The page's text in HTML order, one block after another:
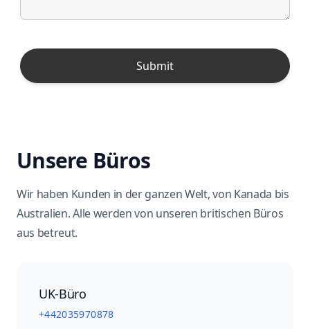
Unsere Büros
Wir haben Kunden in der ganzen Welt, von Kanada bis
Australien. Alle werden von unseren britischen Büros
aus betreut.
UK-Büro
+442035970878